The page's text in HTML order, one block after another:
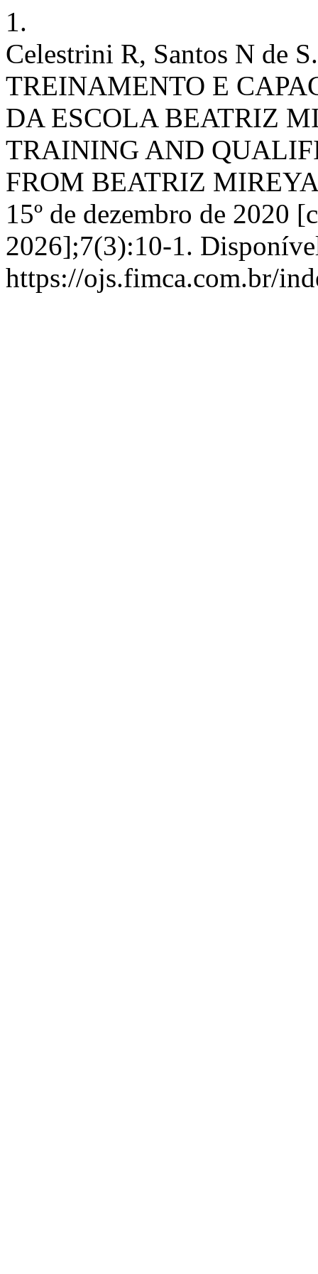
1.
Celestrini R, Santos N de
TREINAMENTO E
DA ESCOLA BEATRIZ
TRAINING AND
FROM BEATRIZ
15º de dezembro de 2020
2026];7(3):10-1.
https://ojs.fimca.com.br/